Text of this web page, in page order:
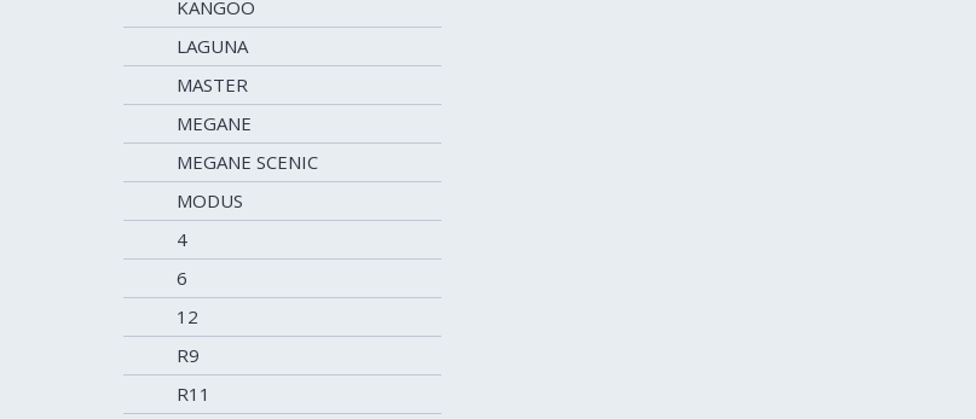
KANGOO
LAGUNA
MASTER
MEGANE
MEGANE SCENIC
MODUS
4
6
12
R9
R11